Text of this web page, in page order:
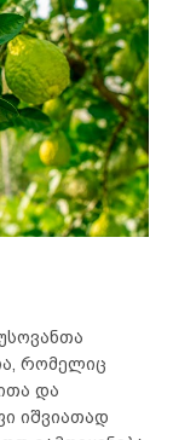
რომელიც
და
იშვიათად